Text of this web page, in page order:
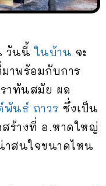
วันนี้ในบ้าน จะ
าพร้อมกับการ
าทันสมัย ผล
พันธ์ ถาวร ซึ่งเป็น
ร้างที่ อ.หาดใหญ่
าสนใจขนาดไหน